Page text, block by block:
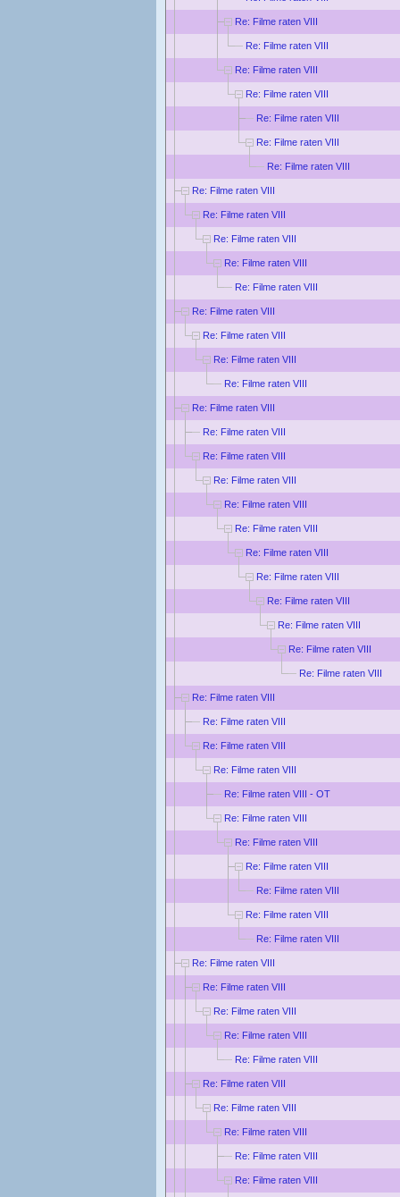
Re: Filme raten VIII
Re: Filme raten VIII
Re: Filme raten VIII
Re: Filme raten VIII
Re: Filme raten VIII
Re: Filme raten VIII
Re: Filme raten VIII
Re: Filme raten VIII
Re: Filme raten VIII
Re: Filme raten VIII
Re: Filme raten VIII
Re: Filme raten VIII
Re: Filme raten VIII
Re: Filme raten VIII
Re: Filme raten VIII
Re: Filme raten VIII
Re: Filme raten VIII
Re: Filme raten VIII
Re: Filme raten VIII
Re: Filme raten VIII
Re: Filme raten VIII
Re: Filme raten VIII
Re: Filme raten VIII
Re: Filme raten VIII
Re: Filme raten VIII
Re: Filme raten VIII
Re: Filme raten VIII
Re: Filme raten VIII
Re: Filme raten VIII
Re: Filme raten VIII
Re: Filme raten VIII
Re: Filme raten VIII
Re: Filme raten VIII - OT
Re: Filme raten VIII
Re: Filme raten VIII
Re: Filme raten VIII
Re: Filme raten VIII
Re: Filme raten VIII
Re: Filme raten VIII
Re: Filme raten VIII
Re: Filme raten VIII
Re: Filme raten VIII
Re: Filme raten VIII
Re: Filme raten VIII
Re: Filme raten VIII
Re: Filme raten VIII
Re: Filme raten VIII
Re: Filme raten VIII
Re: Filme raten VIII